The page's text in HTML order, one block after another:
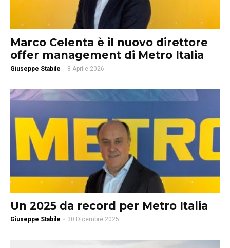
Marco Celenta è il nuovo direttore
offer management di Metro Italia
Giuseppe Stabile - 8 Aprile 2026
Un 2025 da record per Metro Italia
Giuseppe Stabile - 30 Dicembre 2025